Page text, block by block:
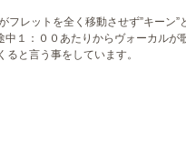
レットを全く移動させず”キーン”
１：００あたりからヴォーカルが
と言う事をしています。